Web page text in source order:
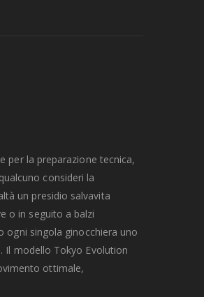
per la preparazione tecnica,
consideri la
un presidio salvavita
o in seguito a balzi
ogni singola ginocchiera uno
Il modello Tokyo Evolution
ottimale,